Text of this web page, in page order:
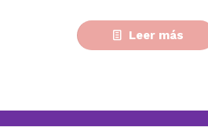
Leer más